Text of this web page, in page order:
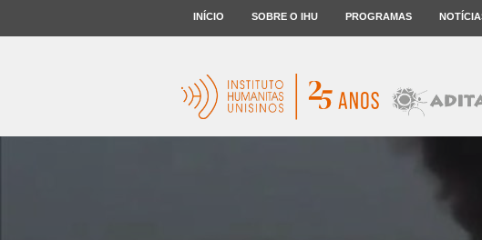
INÍCIO SOBRE O IHU PROGRAMAS